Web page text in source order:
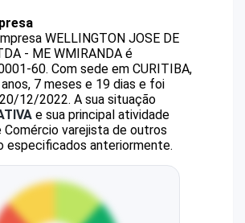
WELLINGTON JOSE DE
- ME WMIRANDA é
60. Com sede em CURITIBA,
7 meses e 19 dias e foi
12/2022. A sua situação
e sua principal atividade
Comércio varejista de outros
especificados anteriormente.